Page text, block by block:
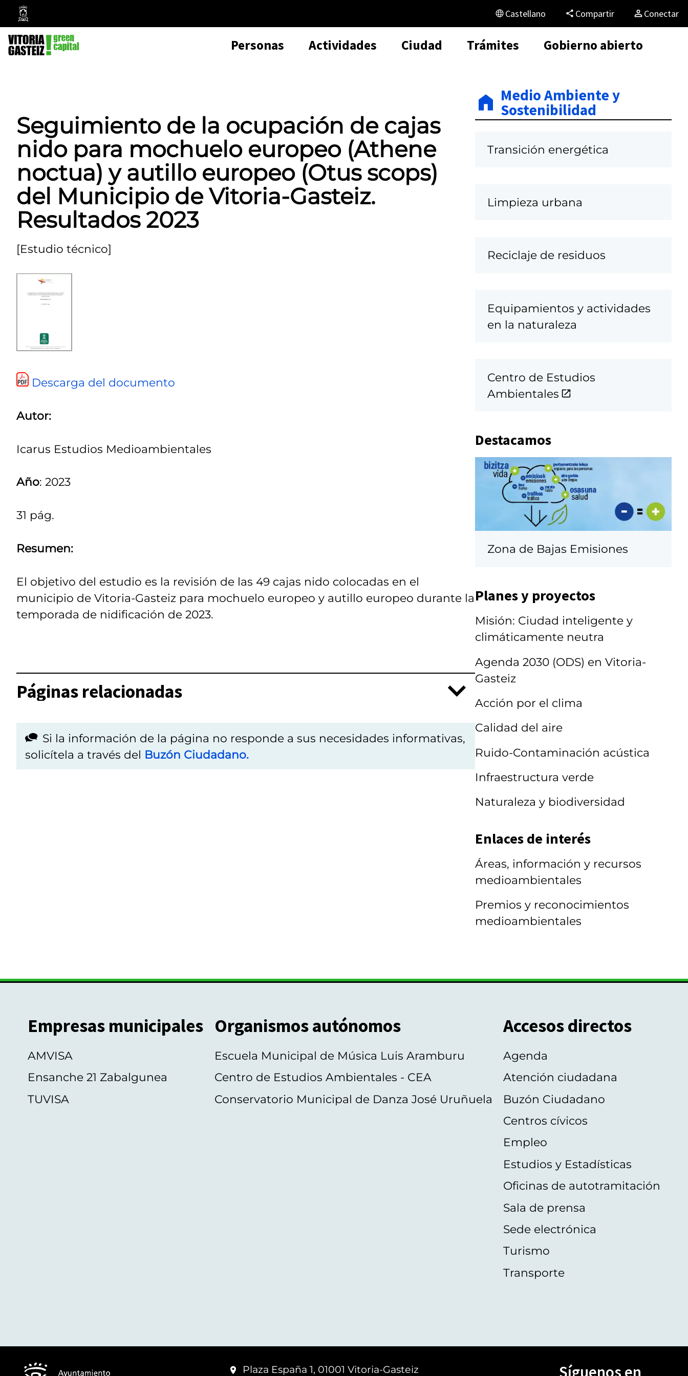
Ayuntamiento
Vitoria-
Gasteiz
Castellano Compartir Conectar
Personas Actividades Ciudad Trámites Gobierno abierto
Seguimiento de la ocupación de cajas
nido para mochuelo europeo (Athene
noctua) y autillo europeo (Otus scops)
del Municipio de Vitoria-Gasteiz.
Resultados 2023
[Estudio técnico]
Descarga del documento
Autor:
Icarus Estudios Medioambientales
Año: 2023
31 pág.
Resumen:
El objetivo del estudio es la revisión de las 49 cajas nido colocadas en el
municipio de Vitoria-Gasteiz para mochuelo europeo y autillo europeo durante la
temporada de nidificación de 2023.
Páginas relacionadas
Si la información de la página no responde a sus necesidades informativas,
solicítela a través del Buzón Ciudadano.
Medio Ambiente y
Sostenibilidad
Transición energética
Limpieza urbana
Reciclaje de residuos
Equipamientos y actividades
en la naturaleza
Centro de Estudios
Ambientales
Destacamos
Zona de Bajas Emisiones
Planes y proyectos
Misión: Ciudad inteligente y
climáticamente neutra
Agenda 2030 (ODS) en Vitoria-
Gasteiz
Acción por el clima
Calidad del aire
Ruido-Contaminación acústica
Infraestructura verde
Naturaleza y biodiversidad
Enlaces de interés
Áreas, información y recursos
medioambientales
Premios y reconocimientos
medioambientales
Empresas municipales
AMVISA
Ensanche 21 Zabalgunea
TUVISA
Organismos autónomos
Escuela Municipal de Música Luis Aramburu
Centro de Estudios Ambientales - CEA
Conservatorio Municipal de Danza José Uruñuela
Accesos directos
Agenda
Atención ciudadana
Buzón Ciudadano
Centros cívicos
Empleo
Estudios y Estadísticas
Oficinas de autotramitación
Sala de prensa
Sede electrónica
Turismo
Transporte
Plaza España 1, 01001 Vitoria-Gasteiz Síguenos en